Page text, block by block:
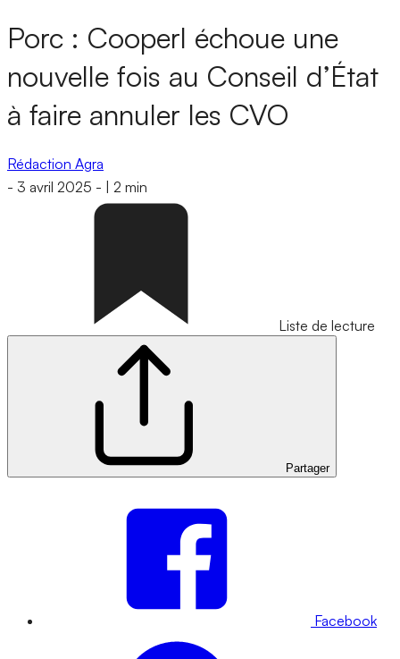
Porc : Cooperl échoue une
nouvelle fois au Conseil d’État
à faire annuler les CVO
Rédaction Agra
- 3 avril 2025 - 2 min
Liste de lecture
Partager
Facebook